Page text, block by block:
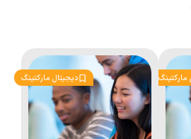
مارکتینگ دیجیتال مارکتینگ